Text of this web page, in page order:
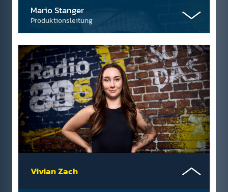
Mario Stanger
Produktionsleitung
Vivian Zach